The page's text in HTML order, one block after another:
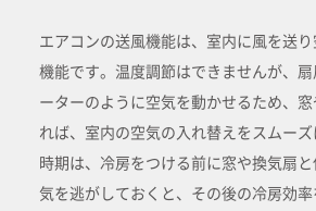
エアコンの送風機能は、室内に風を送
機能です。温度調節はできませんが、
ーターのように空気を動かせるため、
れば、室内の空気の入れ替えをスムー
時期は、冷房をつける前に窓や換気扇
気を逃がしておくと、その後の冷房効